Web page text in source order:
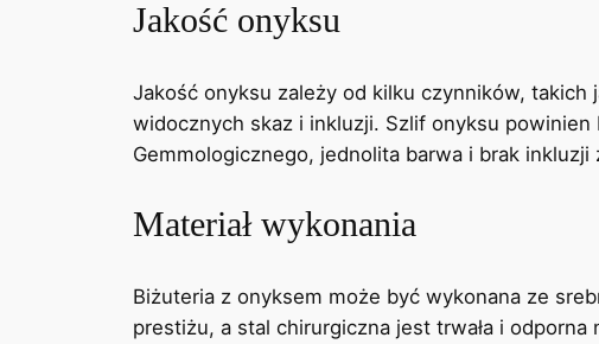
Jakość onyksu
Jakość onyksu zależy od kilku czynników,
widocznych skaz i inkluzji. Szlif onyksu
Gemmologicznego, jednolita barwa i brak
Materiał wykonania
Biżuteria z onyksem może być wykonana ze
prestiżu, a stal chirurgiczna jest trwała i